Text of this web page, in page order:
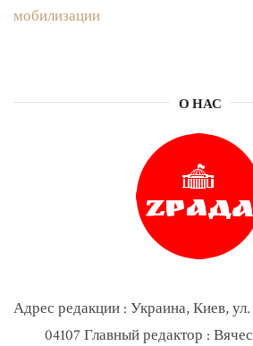
мобилизации
О НАС
Адрес редакции : Украина, Киев,
04107 Главный редактор :